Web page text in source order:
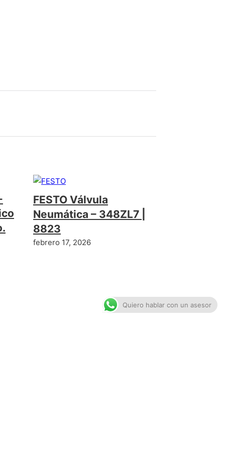
FESTO Válvula
Neumática – 348ZL7 |
8823
febrero 17, 2026
Quiero hablar con un asesor